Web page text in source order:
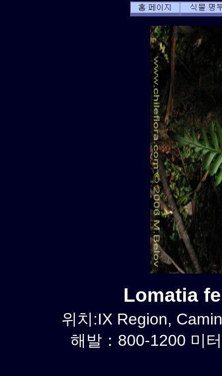
Lomatia
위치:IX Region,
해발：800-1200 미